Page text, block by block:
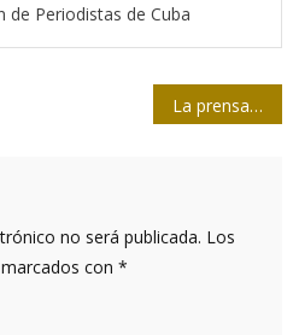
de Periodistas de Cuba
La prensa cubana en el Primero de mayo
no será publicada. Los
con *